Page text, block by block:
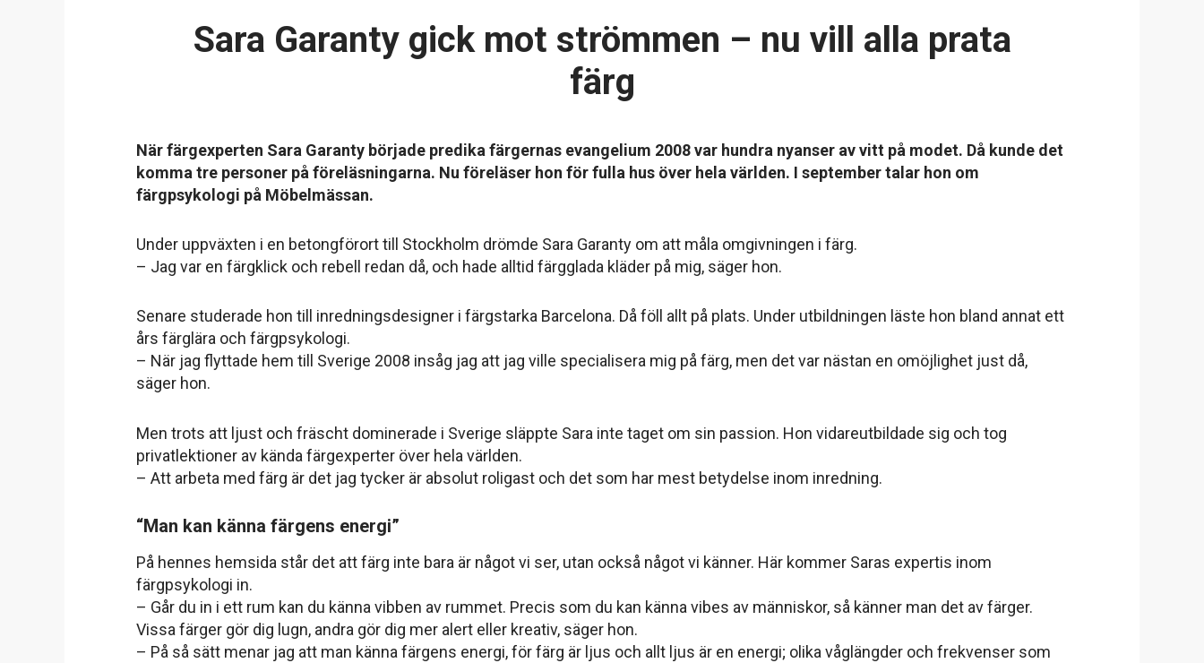
Sara Garanty gick mot strömmen – nu vill alla prata
färg
När färgexperten Sara Garanty började predika färgernas evangelium 2008 var hundra nyanser av vitt på modet. Då kunde det
komma tre personer på föreläsningarna. Nu föreläser hon för fulla hus över hela världen. I september talar hon om
färgpsykologi på Möbelmässan.
Under uppväxten i en betongförort till Stockholm drömde Sara Garanty om att måla omgivningen i färg.
– Jag var en färgklick och rebell redan då, och hade alltid färgglada kläder på mig, säger hon.
Senare studerade hon till inredningsdesigner i färgstarka Barcelona. Då föll allt på plats. Under utbildningen läste hon bland annat ett
års färglära och färgpsykologi.
– När jag flyttade hem till Sverige 2008 insåg jag att jag ville specialisera mig på färg, men det var nästan en omöjlighet just då,
säger hon.
Men trots att ljust och fräscht dominerade i Sverige släppte Sara inte taget om sin passion. Hon vidareutbildade sig och tog
privatlektioner av kända färgexperter över hela världen.
– Att arbeta med färg är det jag tycker är absolut roligast och det som har mest betydelse inom inredning.
“Man kan känna färgens energi”
På hennes hemsida står det att färg inte bara är något vi ser, utan också något vi känner. Här kommer Saras expertis inom
färgpsykologi in.
– Går du in i ett rum kan du känna vibben av rummet. Precis som du kan känna vibes av människor, så känner man det av färger.
Vissa färger gör dig lugn, andra gör dig mer alert eller kreativ, säger hon.
– På så sätt menar jag att man känna färgens energi, för färg är ljus och allt ljus är en energi; olika våglängder och frekvenser som